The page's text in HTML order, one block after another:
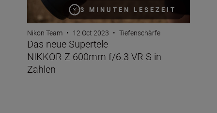
3 MINUTEN LESEZEIT
Nikon Team • 12 Oct 2023 • Tiefenschärfe
Das neue Supertele
NIKKOR Z 600mm f/6.3 VR S in
Zahlen